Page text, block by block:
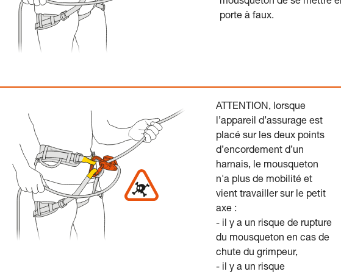
mousqueton de se mettre
porte à faux.
ATTENTION, lorsque
l’appareil d’assurage est
placé sur les deux points
d’encordement d’un
harnais, le mousqueton
n'a plus de mobilité et
vient travailler sur le petit
axe :
- il y a un risque de rupture
du mousqueton en cas de
chute du grimpeur,
- il y a un risque